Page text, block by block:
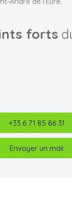
forts
+33 6 71 85 86 31
Envoyer un mail